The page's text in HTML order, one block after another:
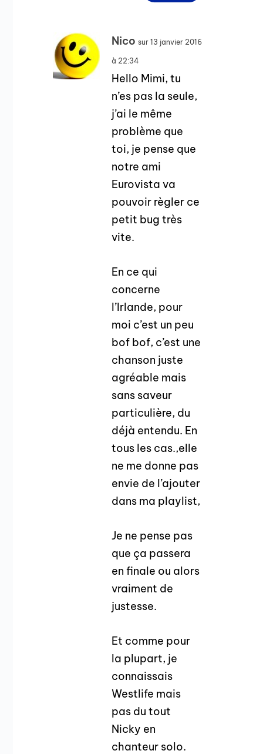
Nico sur 13 janvier 2016
à 22:34
Hello Mimi, tu
n’es pas la seule,
j’ai le même
problème que
toi, je pense que
notre ami
Eurovista va
pouvoir règler ce
petit bug très
vite.
En ce qui
concerne
l’Irlande, pour
moi c’est un peu
bof bof, c’est une
chanson juste
agréable mais
sans saveur
particulière, du
déjà entendu. En
tous les cas.,elle
ne me donne pas
envie de l’ajouter
dans ma playlist,
Je ne pense pas
que ça passera
en finale ou alors
vraiment de
justesse.
Et comme pour
la plupart, je
connaissais
Westlife mais
pas du tout
Nicky en
chanteur solo.